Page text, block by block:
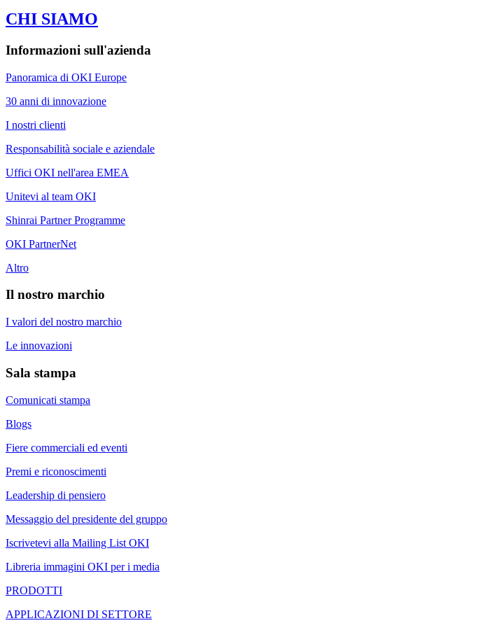
CHI SIAMO
Informazioni sull'azienda
Panoramica di OKI Europe
30 anni di innovazione
I nostri clienti
Responsabilità sociale e aziendale
Uffici OKI nell'area EMEA
Unitevi al team OKI
Shinrai Partner Programme
OKI PartnerNet
Altro
Il nostro marchio
I valori del nostro marchio
Le innovazioni
Sala stampa
Comunicati stampa
Blogs
Fiere commerciali ed eventi
Premi e riconoscimenti
Leadership di pensiero
Messaggio del presidente del gruppo
Iscrivetevi alla Mailing List OKI
Libreria immagini OKI per i media
PRODOTTI
APPLICAZIONI DI SETTORE